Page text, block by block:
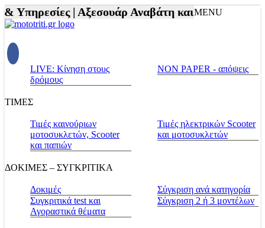
|Αξεσουάρ Αναβάτη και Μοτοσυκλέτας
MENU
LIVE: Κίνηση στους
δρόμους
NON PAPER - απόψεις
ΤΙΜΕΣ
Τιμές καινούριων
μοτοσυκλετών, Scooter
και παπιών
Τιμές ηλεκτρικών Scooter
και μοτοσυκλετών
ΔΟΚΙΜΕΣ – ΣΥΓΚΡΙΤΙΚΑ
Δοκιμές
Συγκριτικά test και
Αγοραστικά θέματα
Σύγκριση ανά κατηγορία
Σύγκριση 2 ή 3 μοντέλων